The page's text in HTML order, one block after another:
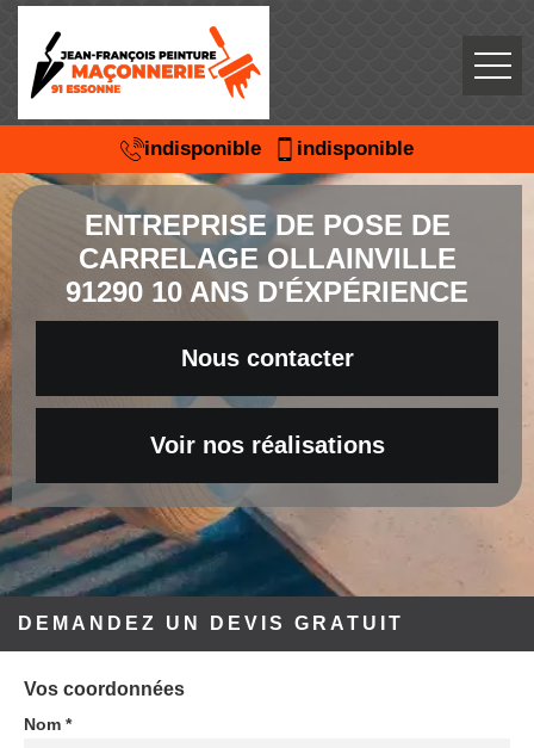
indisponible indisponible
ENTREPRISE DE POSE DE
CARRELAGE OLLAINVILLE
91290 10 ANS D'ÉXPÉRIENCE
Nous contacter
Voir nos réalisations
DEMANDEZ UN DEVIS GRATUIT
Vos coordonnées
Nom *